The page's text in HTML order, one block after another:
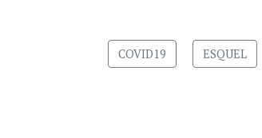
COVID19 ESQUEL